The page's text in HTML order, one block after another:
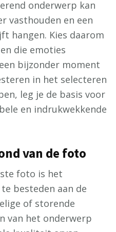
onderwerp kan
vasthouden en een
hangen. Kies daarom
die emoties
bijzonder moment
in het selecteren
leg je de basis voor
en indrukwekkende
van de foto
foto is het
besteden aan de
of storende
van het onderwerp